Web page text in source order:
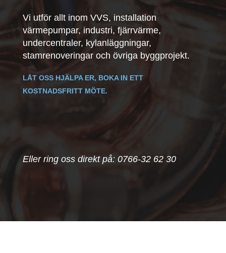
Vi utför allt inom VVS, installation
värmepumpar, industri, fjärrvärme,
undercentraler, kylanläggningar,
stamrenoveringar och övriga byggprojekt.
LÅT OSS HJÄLPA ER, BOKA IN ETT
KOSTNADSFRITT MÖTE.
Eller ring oss direkt på: 0766-32 62 30